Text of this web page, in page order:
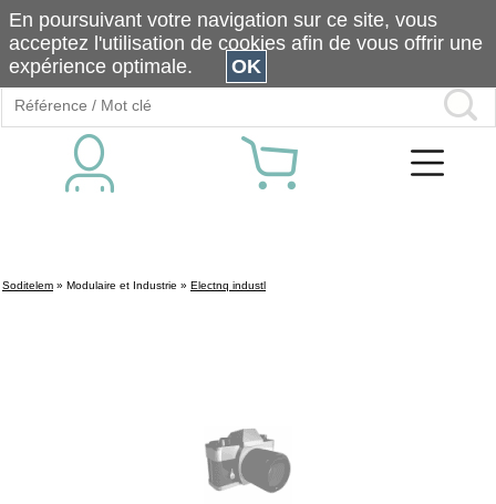
Soditelem » Modulaire et Industrie » Electnq industl
En poursuivant votre navigation sur ce site, vous
acceptez l'utilisation de cookies afin de vous offrir une
expérience optimale.
OK